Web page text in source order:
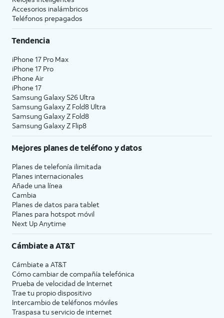
Accesorios inalámbricos
Teléfonos prepagados
Tendencia
iPhone 17 Pro Max
iPhone 17 Pro
iPhone Air
iPhone 17
Samsung Galaxy S26 Ultra
Samsung Galaxy Z Fold8 Ultra
Samsung Galaxy Z Fold8
Samsung Galaxy Z Flip8
Mejores planes de teléfono y datos
Planes de telefonía ilimitada
Planes internacionales
Añade una línea
Cambia
Planes de datos para tablet
Planes para hotspot móvil
Next Up Anytime
Cámbiate aAT&T
Cámbiate a AT&T
Cómo cambiar de compañía telefónica
Prueba de velocidad de Internet
Trae tu propio dispositivo
Intercambio de teléfonos móviles
Traspasa tu servicio de internet